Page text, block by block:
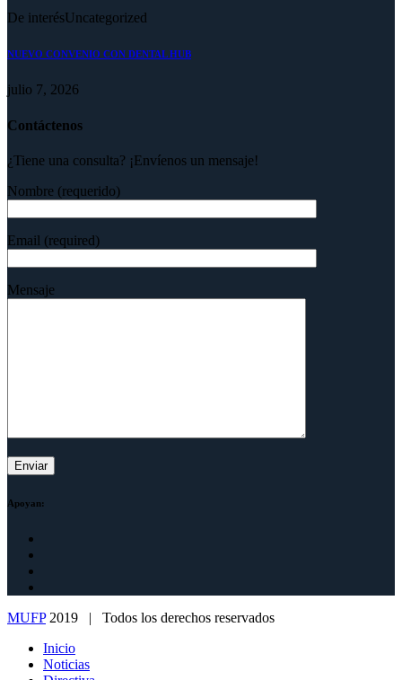
De interésUncategorized
NUEVO CONVENIO CON DENTAL HUB
julio 7, 2026
Contáctenos
¿Tiene una consulta? ¡Envíenos un mensaje!
Nombre (requerido)
Email (required)
Mensaje
Apoyan:
MUFP2019 | Todos los derechos reservados
Inicio
Noticias